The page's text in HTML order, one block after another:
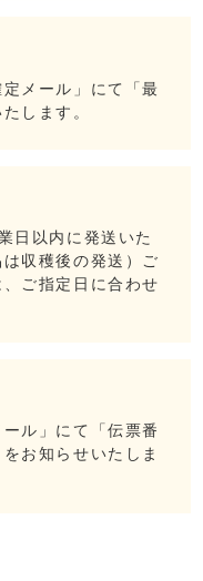
メール」にて「最
します。
日以内に発送いた
収穫後の発送）ご
ご指定日に合わせ
ル」にて「伝票番
お知らせいたしま